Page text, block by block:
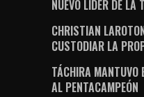
NUEVO LÍDER DE
CHRISTIAN
CUSTODIAR LA
TÁCHIRA MANTUVO
AL PENTACAMPEÓN